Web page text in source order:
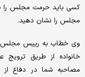
کسی باید حرمت مجلس را
مجلس را نشان دهید.
وی خطاب به رییس مجلس
خانواده از طریق
مصاحبه شما در دفاع از